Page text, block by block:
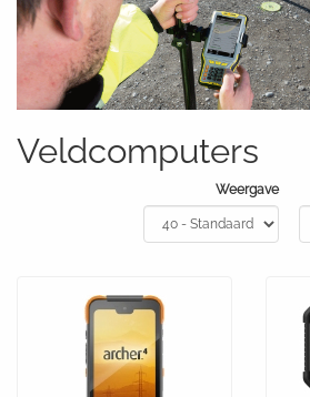
Veldcomputers
Weergave